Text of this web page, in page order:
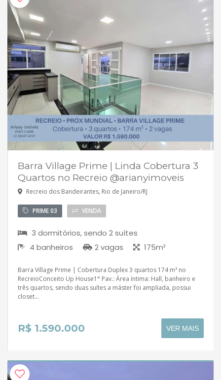
Barra Village Prime | Linda Cobertura 3
Quartos no Recreio @arianyimoveis
Recreio dos Bandeirantes, Rio de Janeiro/RJ
PRIME 03 VENDA
3 dormitórios, sendo 2 suítes
4 banheiros
2 vagas 175m²
Barra Village Prime | Cobertura Duplex 3 quartos 174 m² no
RecreioConceito Up House1° Pav.: Área íntima: Hall, banheiro e
três quartos, sendo duas suítes a máster foi ampliada, possui
closet...
R$ 1.590.000 VER MAIS